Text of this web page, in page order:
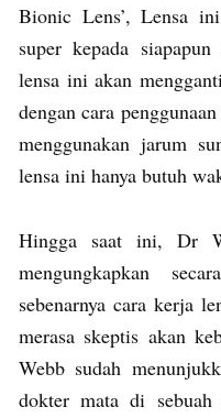
Bionic Lens’, Lensa
super kepada
lensa ini akan
dengan cara
menggunakan jarum
lensa ini hanya butuh
Hingga saat ini, Dr
mengungkapkan
sebenarnya cara kerja
merasa skeptis akan
Webb sudah
dokter mata di sebuah